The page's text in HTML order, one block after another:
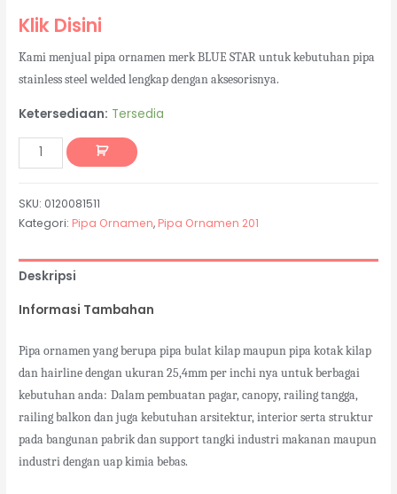
Klik Disini
Kami menjual pipa ornamen merk BLUE STAR untuk kebutuhan pipa
stainless steel welded lengkap dengan aksesorisnya.
Ketersediaan: Tersedia
SKU: 0120081511
Kategori: Pipa Ornamen, Pipa Ornamen 201
Deskripsi
Informasi Tambahan
Pipa ornamen yang berupa pipa bulat kilap maupun pipa kotak kilap
dan hairline dengan ukuran 25,4mm per inchi nya untuk berbagai
kebutuhan anda: Dalam pembuatan pagar, canopy, railing tangga,
railing balkon dan juga kebutuhan arsitektur, interior serta struktur
pada bangunan pabrik dan support tangki industri makanan maupun
industri dengan uap kimia bebas.